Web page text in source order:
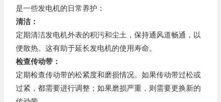
是一些发电机的日常养护：
清洁：
定期清洁发电机外表的积污和尘土，保持通风道畅通，以
便散热。这有助于延长发电机的使用寿命。
检查传动带：
定期检查传动带的松紧度和磨损情况。如果传动带过松或
过紧，都需要进行调整；如果磨损严重，则需要更换新的